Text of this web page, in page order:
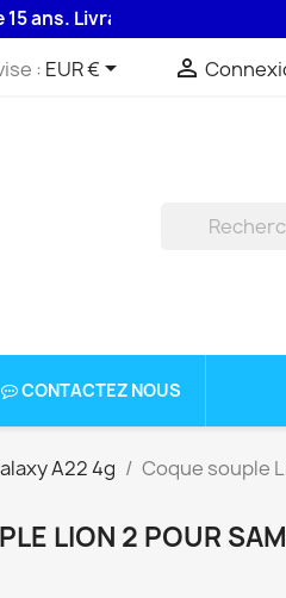
Livraison 48H assurée par la
: EUR € 
CONTACTEZ NOUS
A22 4g
Coque souple
LION 2 POUR